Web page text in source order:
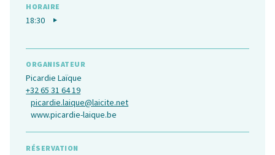
HORAIRE
18:30
ORGANISATEUR
Picardie Laïque
+32 65 31 64 19
picardie.laique@laicite.net
www.picardie-laique.be
RÉSERVATION